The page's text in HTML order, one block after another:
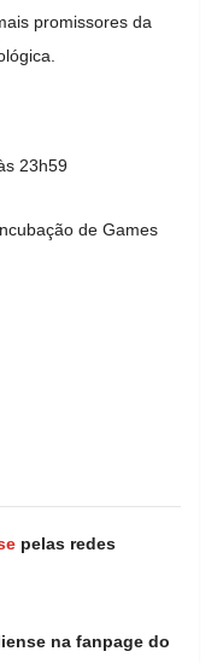
promissores da
23h59
de Games
pelas redes
na fanpage do